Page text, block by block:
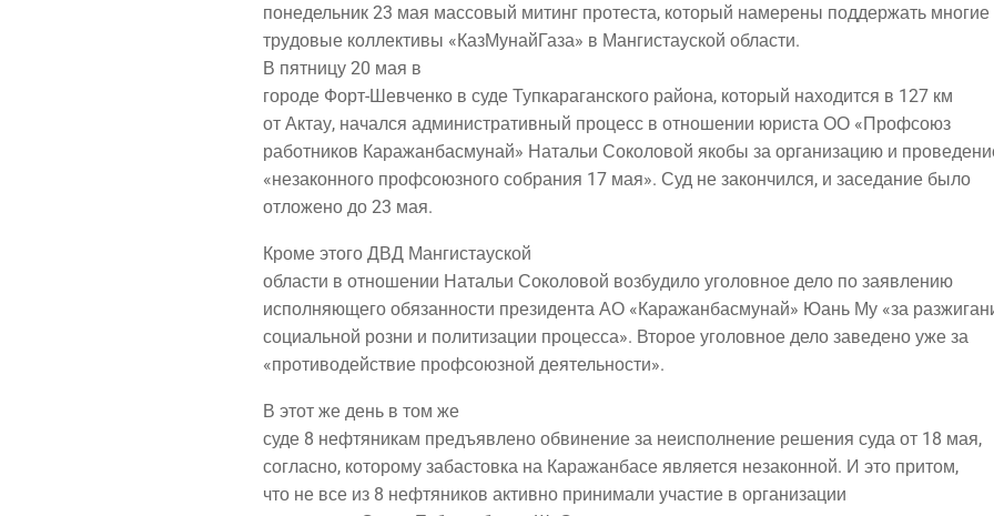
поне­дель­ник 23 мая мас­со­вый митинг про­те­ста, кото­рый наме­ре­ны под­дер­жать многие
тру­до­вые кол­лек­ти­вы «Каз­Му­най­Га­за» в Ман­ги­ста­уской области.
В пят­ни­цу 20 мая в
горо­де Форт-Шев­чен­ко в суде Туп­ка­ра­ган­ско­го рай­о­на, кото­рый нахо­дит­ся в 127 км
от Актау, начал­ся адми­ни­стра­тив­ный про­цесс в отно­ше­нии юри­ста ОО «Проф­со­юз
работ­ни­ков Кара­жан­бас­му­най» Ната­льи Соко­ло­вой яко­бы за орга­ни­за­цию и
«неза­кон­но­го проф­со­юз­но­го собра­ния 17 мая». Суд не закон­чил­ся, и засе­да­ние было
отло­же­но до 23 мая.
Кро­ме это­го ДВД Мангистауской
обла­сти в отно­ше­нии Ната­льи Соко­ло­вой воз­бу­ди­ло уго­лов­ное дело по заявлению
испол­ня­ю­ще­го обя­зан­но­сти пре­зи­ден­та АО «Кара­жан­бас­му­най» Юань Му «за
соци­аль­ной роз­ни и поли­ти­за­ции про­цес­са». Вто­рое уго­лов­ное дело заве­де­но уже за
«про­ти­во­дей­ствие проф­со­юз­ной деятельности».
В этот же день в том же
суде 8 неф­тя­ни­кам предъ­яв­ле­но обви­не­ние за неис­пол­не­ние реше­ния суда от 18 мая,
соглас­но, кото­ро­му заба­стов­ка на Кара­жан­ба­се явля­ет­ся неза­кон­ной. И это притом,
что не все из 8 неф­тя­ни­ков актив­но при­ни­ма­ли уча­стие в организации